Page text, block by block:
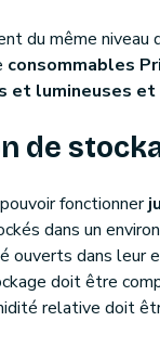
du même niveau
consommables
et lumineuses
de
fonctionner
dans un
ouverts dans leur
doit être
relative doit